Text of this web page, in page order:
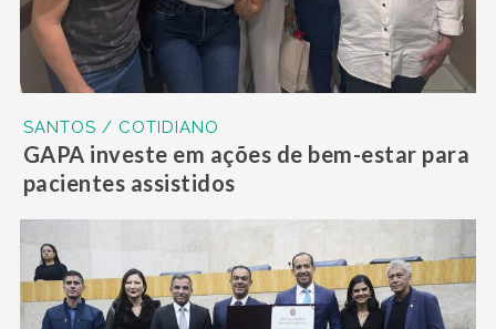
SANTOS / COTIDIANO
GAPA investe em ações de bem-estar para
pacientes assistidos